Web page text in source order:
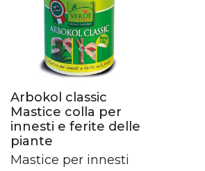
Arbokol classic
Mastice colla per
innesti e ferite delle
piante
Mastice per innesti